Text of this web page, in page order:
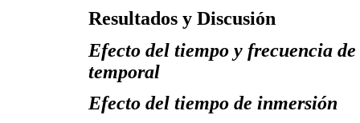
Resultados y Discusión
Efecto del tiempo y frecuencia
temporal
Efecto del tiempo de inmersión